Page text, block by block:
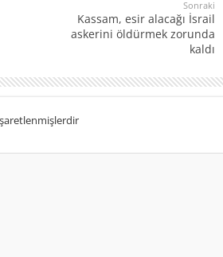
Sonraki
Kassam, esir alacağı İsrail
askerini öldürmek zorunda
kaldı